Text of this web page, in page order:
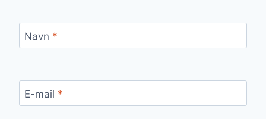
Navn *
E-mail *